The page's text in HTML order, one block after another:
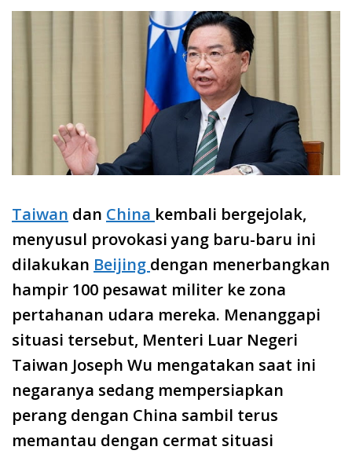
Taiwan dan China kembali bergejolak,
menyusul provokasi yang baru-baru ini
dilakukan Beijing dengan menerbangkan
hampir 100 pesawat militer ke zona
pertahanan udara mereka. Menanggapi
situasi tersebut, Menteri Luar Negeri
Taiwan Joseph Wu mengatakan saat ini
negaranya sedang mempersiapkan
perang dengan China sambil terus
memantau dengan cermat situasi